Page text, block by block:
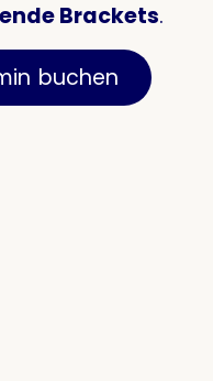
Brackets.
buchen